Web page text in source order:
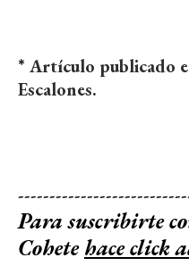
* Artículo publicado
Escalones.
Para suscribirte
Cohetehace click